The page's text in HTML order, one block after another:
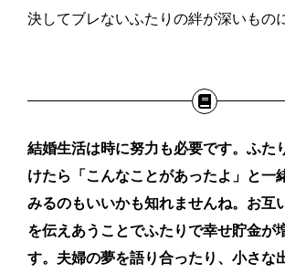
決してブレないふたりの絆が深いもの
結婚生活は時に努力も必要です。ふた
けたら「こんなことがあったよ」と一
みるのもいいかも知れませんね。お互
を伝えあうことでふたりで幸せ貯金が
す。夫婦の夢を語り合ったり、小さな